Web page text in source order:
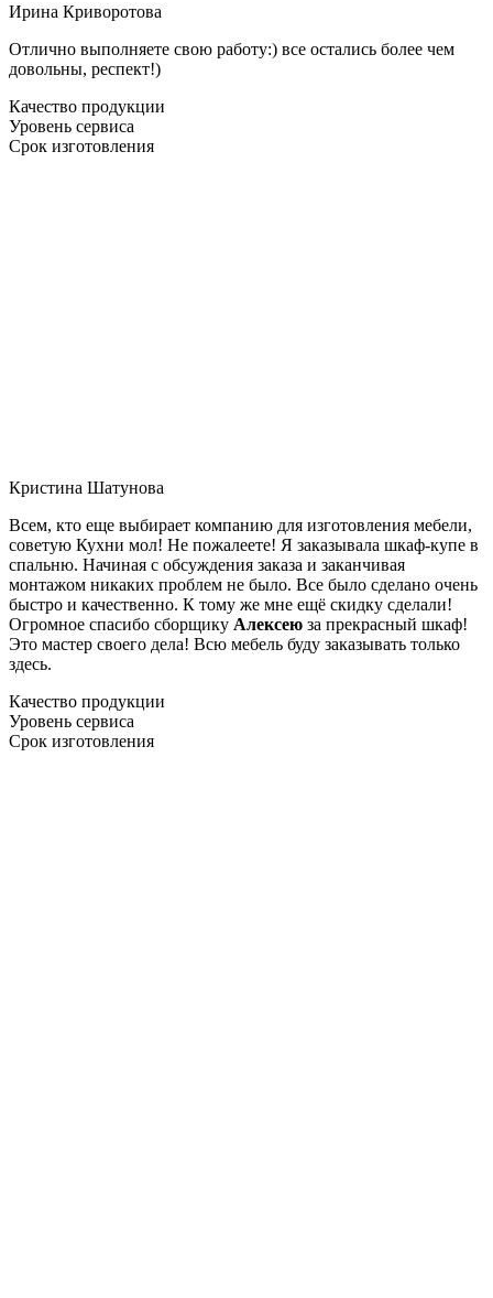
Ирина Криворотова
Отлично выполняете свою работу:) все остались более чем
довольны, респект!)
Качество продукции
Уровень сервиса
Срок изготовления
Кристина Шатунова
Всем, кто еще выбирает компанию для изготовления мебели,
советую Кухни мол! Не пожалеете! Я заказывала шкаф-купе в
спальню. Начиная с обсуждения заказа и заканчивая
монтажом никаких проблем не было. Все было сделано очень
быстро и качественно. К тому же мне ещё скидку сделали!
Огромное спасибо сборщику Алексею за прекрасный шкаф!
Это мастер своего дела! Всю мебель буду заказывать только
здесь.
Качество продукции
Уровень сервиса
Срок изготовления